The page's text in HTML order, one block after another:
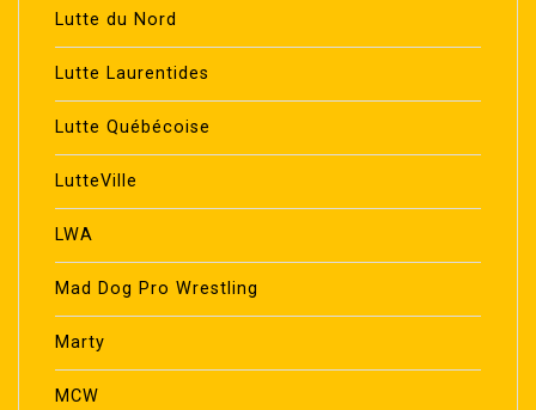
Lutte du Nord
Lutte Laurentides
Lutte Québécoise
LutteVille
LWA
Mad Dog Pro Wrestling
Marty
MCW